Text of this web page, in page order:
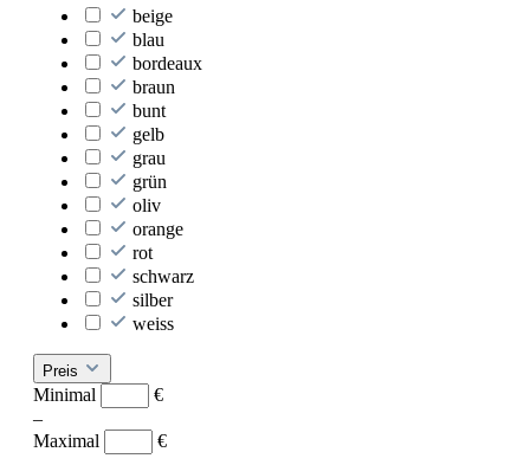
beige
blau
bordeaux
braun
bunt
gelb
grau
grün
oliv
orange
rot
schwarz
silber
weiss
Preis
Minimal
€
–
Maximal
€